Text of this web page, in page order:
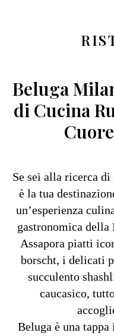
Beluga
di Cucina
Se sei alla ricerca
è la tua
un’esperienza
gastronomica della
Assapora piatti
borscht, i delicati
succulento
caucasico,
Beluga è una